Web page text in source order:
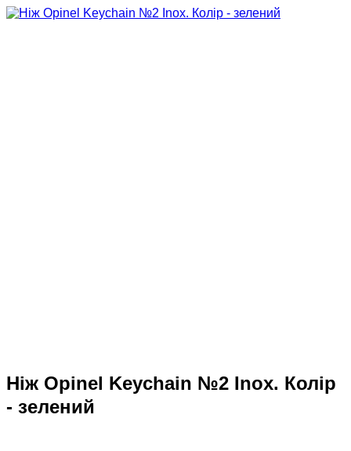
Ніж Opinel Keychain №2 Inox. Колір
- зелений